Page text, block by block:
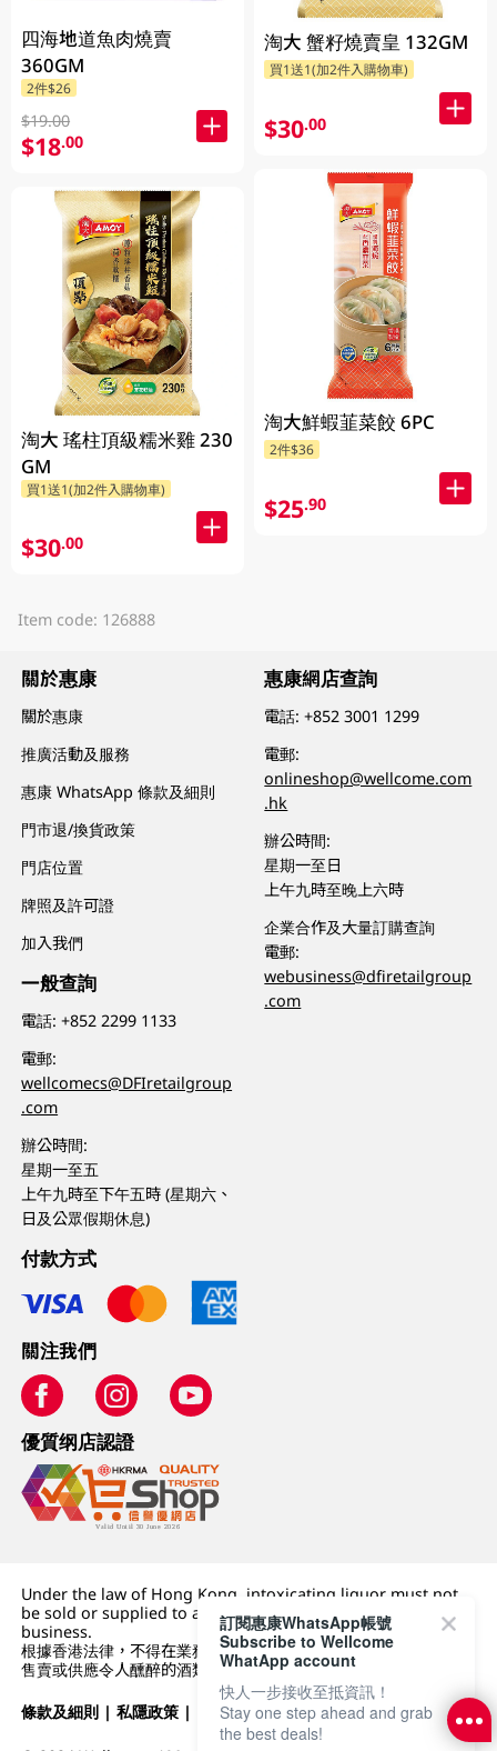
四海地道魚肉燒賣
360GM
2件$26
$19.00
$18.00
淘大 瑤柱頂級糯米雞 230
GM
買1送1(加2件入購物車)
$30.00
淘大 蟹籽燒賣皇 132GM
買1送1(加2件入購物車)
$30.00
淘大鮮蝦韮菜餃 6PC
2件$36
$25.90
Item code: 126888
關於惠康
關於惠康
推廣活動及服務
惠康 WhatsApp 條款及細則
門市退/換貨政策
門店位置
牌照及許可證
加入我們
一般查詢
電話:+852 2299 1133
電郵:
wellcomecs@DFIretailgroup
.com
辦公時間:
星期一至五
上午九時至下午五時 (星期六、
日及公眾假期休息)
惠康網店查詢
電話:+852 3001 1299
電郵:
onlineshop@wellcome.com
.hk
辦公時間:
星期一至日
上午九時至晚上六時
企業合作及大量訂購查詢
電郵:
webusiness@dfiretailgroup
.com
付款方式
關注我們
優質纲店認證
Under the law of Hong Kong, intoxicating liquor must not
be sold or supplied to a minor (under 18) in the course of
business.
根據香港法律，不得在業務過程中，向未成年人 (18 歲以下人士)
售賣或供應令人醺醉的酒類。
條款及細則 |私隱政策 | DFI零售集團
訂閱惠康WhatsApp帳號
Subscribe to Wellcome
WhatApp account
快人一步接收至抵資訊！
Stay one step ahead and grab
the best deals!